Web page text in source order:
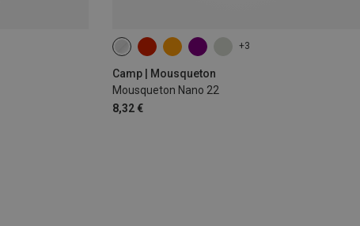
+3
Camp | Mousqueton
Mousqueton Nano 22
8,32 €